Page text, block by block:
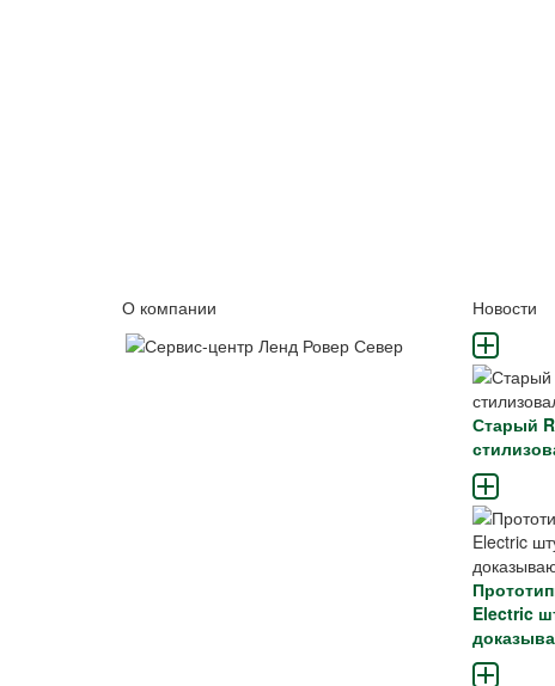
О компании
Новости
Старый
Electric